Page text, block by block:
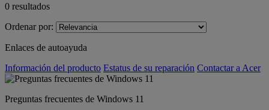
0 resultados
Ordenar por:
Enlaces de autoayuda
Información del producto Estatus de su reparación Contactar a Acer
Preguntas frecuentes de Windows 11